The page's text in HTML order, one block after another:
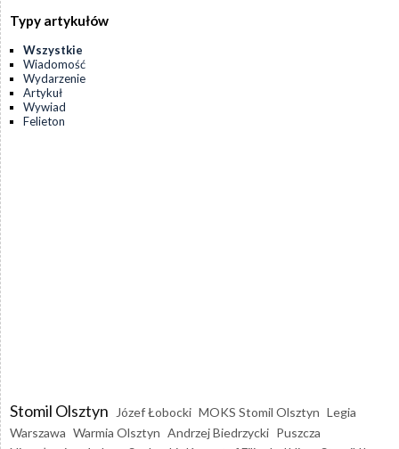
Typy artykułów
Wszystkie
Wiadomość
Wydarzenie
Artykuł
Wywiad
Felieton
Stomil Olsztyn Józef Łobocki MOKS Stomil Olsztyn Legia
Warszawa Warmia Olsztyn Andrzej Biedrzycki Puszcza